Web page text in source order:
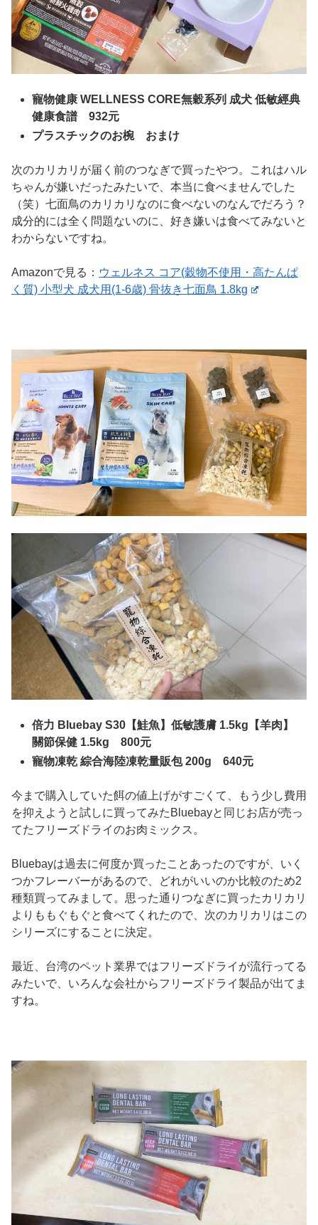
寵物健康 WELLNESS CORE無穀系列 成犬 低敏經典
健康食譜 932元
プラスチックのお椀 おまけ
次のカリカリが届く前のつなぎで買ったやつ。これはハル
ちゃんが嫌いだったみたいで、本当に食べませんでした
（笑）七面鳥のカリカリなのに食べないのなんでだろう？
成分的には全く問題ないのに、好き嫌いは食べてみないと
わからないですね。
Amazonで見る： ウェルネス コア(穀物不使用・高たんぱ
く質) 小型犬 成犬用(1-6歳) 骨抜き七面鳥 1.8kg
倍力 Bluebay S30【鮭魚】低敏護膚 1.5kg 【羊肉】
關節保健 1.5kg 800元
寵物凍乾 綜合海陸凍乾量販包 200g 640元
今まで購入していた餌の値上げがすごくて、もう少し費用
を抑えようと試しに買ってみたBluebayと同じお店が売っ
てたフリーズドライのお肉ミックス。
Bluebayは過去に何度か買ったことあったのですが、いく
つかフレーバーがあるので、どれがいいのか比較のため2
種類買ってみまして。思った通りつなぎに買ったカリカリ
よりももぐもぐと食べてくれたので、次のカリカリはこの
シリーズにすることに決定。
最近、台湾のペット業界ではフリーズドライが流行ってる
みたいで、いろんな会社からフリーズドライ製品が出てま
すね。